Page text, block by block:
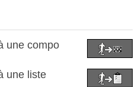
une compo
une liste